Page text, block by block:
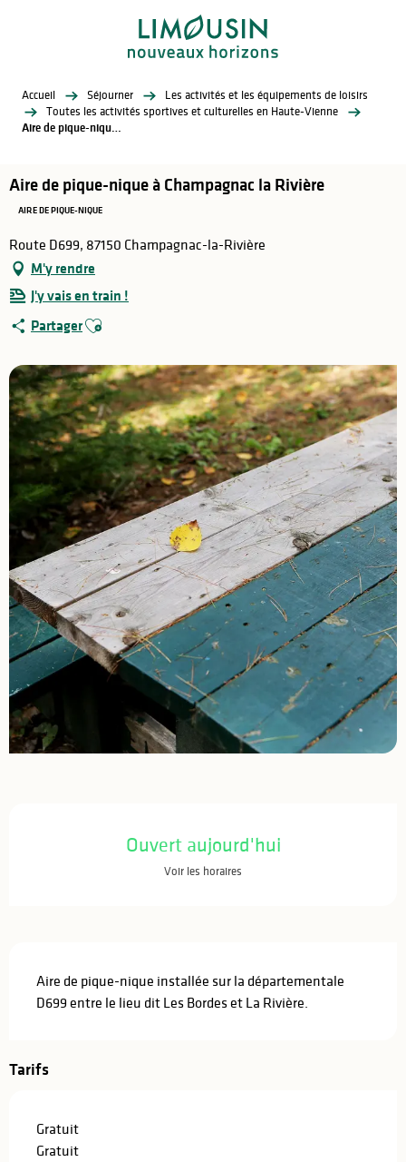
Accueil Séjourner
Les activités et les équipements de loisirs
Toutes les activités sportives et culturelles en Haute-Vienne
Aire de pique-nique à Champagnac la Rivière
Aire de pique-nique à Champagnac la Rivière
AIRE DE PIQUE-NIQUE
Route D699, 87150 Champagnac-la-Rivière
M'y rendre
J'y vais en train !
PartagerAjouter aux favoris
Ouvert aujourd'hui
Voir les horaires
Aire de pique-nique installée sur la départementale
D699 entre le lieu dit Les Bordes et La Rivière.
Tarifs
Gratuit
Gratuit